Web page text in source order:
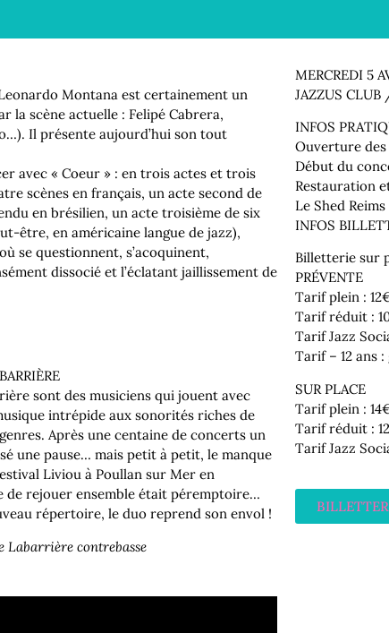
Montana est certainement un
la scène actuelle : Felipé Cabrera,
Il présente aujourd’hui son tout
avec « Coeur » : en trois actes et trois
scènes en français, un acte second de
en brésilien, un acte troisième de six
être, en américaine langue de jazz),
se questionnent, s’acoquinent,
dissocié et l’éclatant jaillissement de
sont des musiciens qui jouent avec
intrépide aux sonorités riches de
Après une centaine de concerts un
une pause… mais petit à petit, le manque
Liviou à Poullan sur Mer en
de rejouer ensemble était péremptoire…
répertoire, le duo reprend son envol !
Labarrière contrebasse
MERCREDI 5
JAZZUS
INFOS
Ouverture
Début du
Restauration
Le Shed
INFOS
Billetterie sur
PRÉVENTE
Tarif plein :
Tarif réduit :
Tarif Jazz
Tarif – 12 ans
SUR PLACE
Tarif plein :
Tarif réduit :
Tarif Jazz